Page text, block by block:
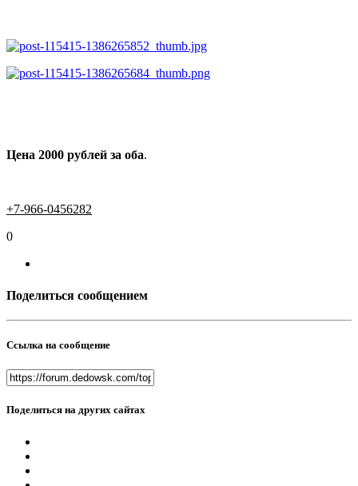
Цена 2000 рублей за оба.
+7-966-0456282
0
Поделиться сообщением
Ссылка на сообщение
Поделиться на других сайтах